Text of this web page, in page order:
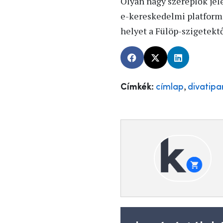
e-kereskedelmi
helyet a Fülöp-
Címkék: címlap,